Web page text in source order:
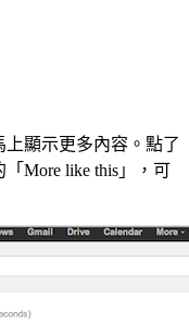
顯示更多內容。點了
More like this」，可